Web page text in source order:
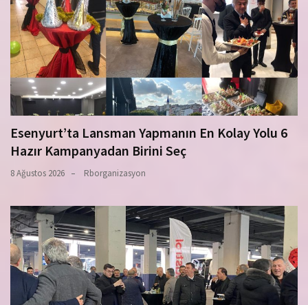
Esenyurt’ta Lansman Yapmanın En Kolay Yolu 6
Hazır Kampanyadan Birini Seç
8 Ağustos 2026 Rborganizasyon